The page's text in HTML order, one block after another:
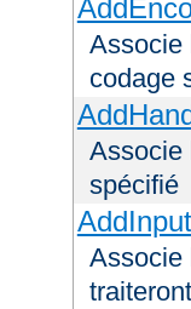
Associe
codage
Associe
spécifié
Associe